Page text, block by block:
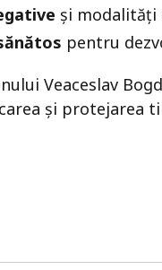
și modalități
pentru
Veaceslav
și protejarea